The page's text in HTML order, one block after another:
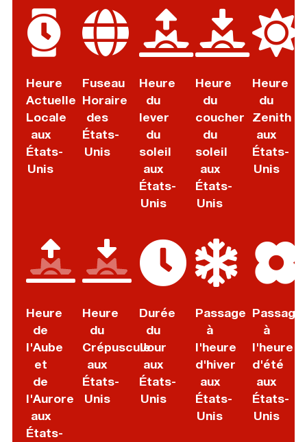
Heure
Actuelle
Locale
aux
États-
Unis
Fuseau
Horaire
des
États-
Unis
Heure
du
lever
du
soleil
aux
États-
Unis
Heure
du
coucher
du
soleil
aux
États-
Unis
Heure
du
Zenith
aux
États-
Unis
Heure
de
l'Aube
et
de
l'Aurore
aux
États-
Heure
du
Crépuscule
aux
États-
Unis
Durée
du
Jour
aux
États-
Unis
Passage
à
l'heure
d'hiver
aux
États-
Unis
Passage
à
l'heure
d'été
aux
États-
Unis